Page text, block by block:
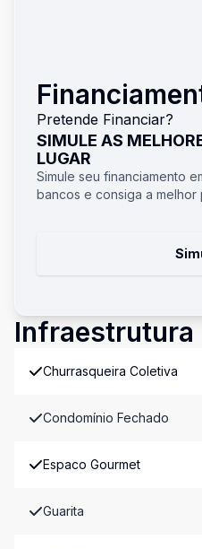
Pretende Financiar?
SIMULE AS
LUGAR
Simule seu financiamento
bancos e consiga a melhor
Infraestrutura
Churrasqueira Coletiva
Condomínio Fechado
Espaco Gourmet
Guarita